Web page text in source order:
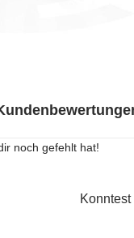
noch gefehlt hat!